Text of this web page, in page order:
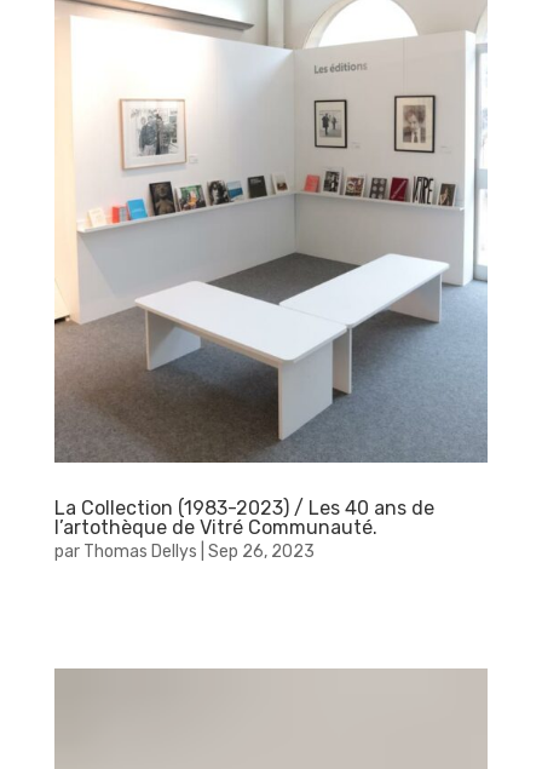
La Collection (1983-2023) / Les 40 ans de
l’artothèque de Vitré Communauté.
par Thomas Dellys Sep 26, 2023